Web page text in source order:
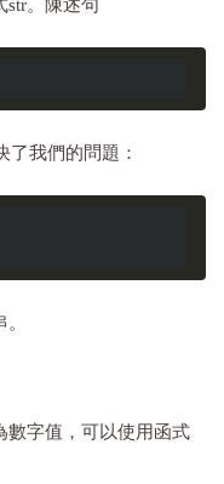
str。陳述句
了我們的問題：
數字值，可以使用函式